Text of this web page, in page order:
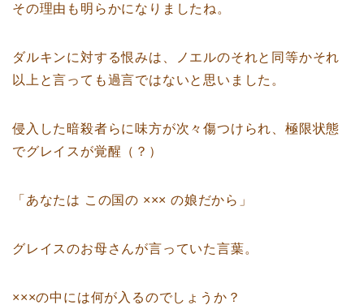
その理由も明らかになりましたね。
ダルキンに対する恨みは、ノエルのそれと同等かそれ
以上と言っても過言ではないと思いました。
侵入した暗殺者らに味方が次々傷つけられ、極限状態
でグレイスが覚醒（？）
「あなたは この国の ××× の娘だから」
グレイスのお母さんが言っていた言葉。
×××の中には何が入るのでしょうか？